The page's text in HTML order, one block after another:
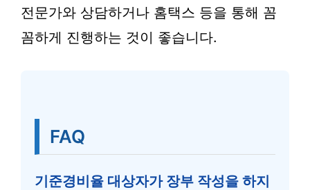
전문가와 상담하거나 홈택스 등을 통해 꼼
꼼하게 진행하는 것이 좋습니다.
FAQ
기준경비율 대상자가 장부 작성을 하지